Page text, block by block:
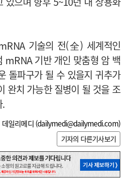
기술의 전(全) 세계적인
mRNA 기반 개인 맞춤형 암 백
돌파구가 될 수 있을지 귀추가
완치 가능한 질병이 될 것을 조
.
데일리메디 (dailymedi@dailymedi.com)
기자의 다른기사보기